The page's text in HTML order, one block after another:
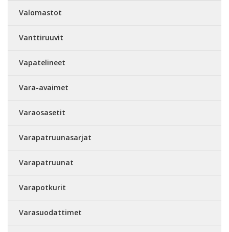
Valomastot
Vanttiruuvit
Vapatelineet
Vara-avaimet
Varaosasetit
Varapatruunasarjat
Varapatruunat
Varapotkurit
Varasuodattimet